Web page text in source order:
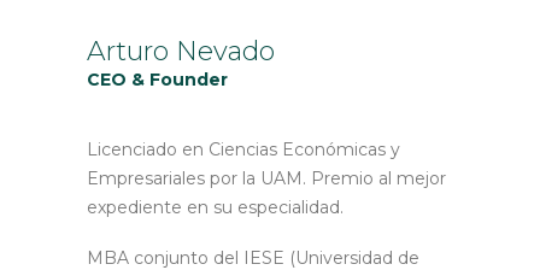
Arturo Nevado
CEO & Founder
Licenciado en Ciencias Económicas y
Empresariales por la UAM. Premio al mejor
expediente en su especialidad.
MBA conjunto del IESE (Universidad de